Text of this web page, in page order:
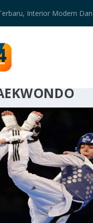
Interior Modern